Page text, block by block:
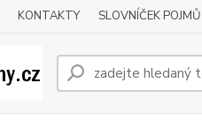
KONTAKTY SLOVNÍČEK POJMŮ